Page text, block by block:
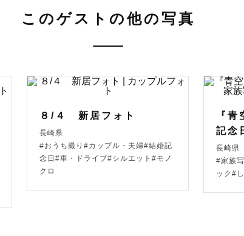
子を育てながら、
ちろん、
りやロケーション撮影など、人生の大切な節目
くやさん」と呼んでくださいね！
このゲストの他の写真
８/４ 新居フォト
長崎県
#おうち撮り#カップル・夫婦#結婚記
念日#車・ドライブ#シルエット#モノ
クロ
『
記念
長崎県
#家族
ック#